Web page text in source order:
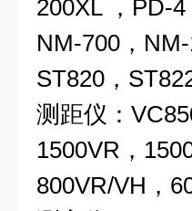
200XL ，PD-
NM-700，
ST820，
测距仪：
1500VR，
800VR/VH，